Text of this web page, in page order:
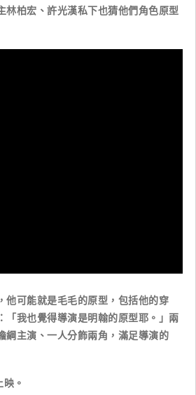
柏宏、許光漢私下也猜他們角色原型
他可能就是毛毛的原型，包括他的穿
我也覺得導演是明翰的原型耶。」兩
綱主演、一人分飾兩角，滿足導演的
。